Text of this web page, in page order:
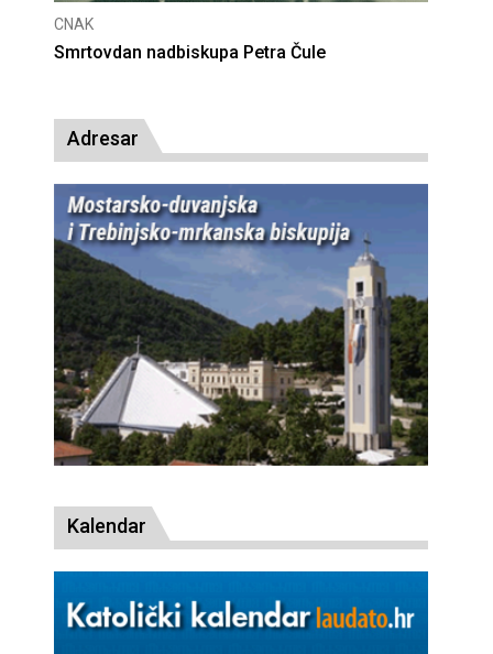
CNAK
Deseta obljetnica poništenja komunističke
Adresar
Kalendar